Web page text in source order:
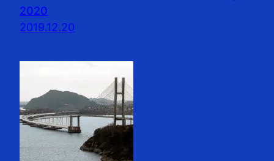
2020
2019.12.20